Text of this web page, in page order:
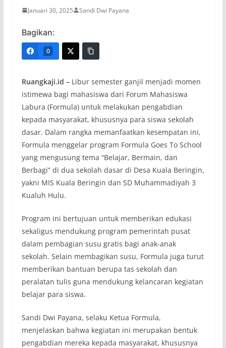
Januari 30, 2025 Sandi Dwi Payana
Bagikan:
0
Ruangkaji.id –Libur semester ganjil menjadi momen
istimewa bagi mahasiswa dari Forum Mahasiswa
Labura (Formula) untuk melakukan pengabdian
kepada masyarakat, khususnya para siswa sekolah
dasar. Dalam rangka memanfaatkan kesempatan ini,
Formula menggelar program Formula Goes To School
yang mengusung tema “Belajar, Bermain, dan
Berbagi” di dua sekolah dasar di Desa Kuala Beringin,
yakni MIS Kuala Beringin dan SD Muhammadiyah 3
Kualuh Hulu.
Program ini bertujuan untuk memberikan edukasi
sekaligus mendukung program pemerintah pusat
dalam pembagian susu gratis bagi anak-anak
sekolah. Selain membagikan susu, Formula juga turut
memberikan bantuan berupa tas sekolah dan
peralatan tulis guna mendukung kelancaran kegiatan
belajar para siswa.
Sandi Dwi Payana, selaku Ketua Formula,
menjelaskan bahwa kegiatan ini merupakan bentuk
pengabdian mereka kepada masyarakat, khususnya